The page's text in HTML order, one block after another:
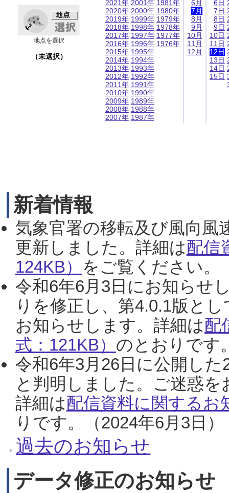
地点を選択
（未選択）
2021年
2020年
2019年
2018年
2017年
2016年
2015年
2014年
2013年
2012年
2011年
2010年
2009年
2008年
2007年
2001年
2000年
1999年
1998年
1997年
1996年
1995年
1994年
1993年
1992年
1991年
1990年
1989年
1988年
1987年
1981年
1980年
1979年
1978年
1977年
1976年
6月
7月
8月
9月
10月
11月
12月
6日
7日
8日
9日
10日
11日
12日
13日
14日
15日
新着情報
気象官署の移転及び風向風
更新しました。詳細は配信
124KB） をご覧ください。
令和6年6月3日にお知らせ
りを修正し、第4.0.1版と
お知らせします。詳細は配
式：121KB） のとおりです
令和6年3月26日に公開し
と判明しました。ご迷惑
詳細は配信資料に関するお
りです。（2024年6月3日）
過去のお知らせ
データ修正のお知らせ